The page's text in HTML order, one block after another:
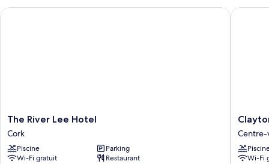
High
The
River
Lee
Hotel
Cork
The River Lee Hotel
Cork
Piscine
Parking
Wi-Fi gratuit
Restaurant
The River Lee Hotel
Clayton
Hotel
Cork
City
Centre-
Centre-
Wi-Fi
Clayton